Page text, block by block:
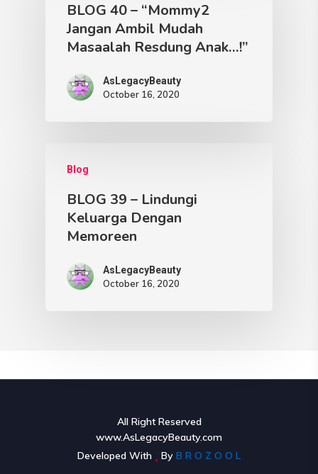
BLOG 40 – “Mommy2
Jangan Ambil Mudah
Masaalah Resdung Anak…!”
AsLegacyBeauty
October 16, 2020
Blog
BLOG 39 – Lindungi
Keluarga Dengan
Memoreen
AsLegacyBeauty
October 16, 2020
All Right Reserved
www.AsLegacyBeauty.com
Developed With
By B R O Z O O L